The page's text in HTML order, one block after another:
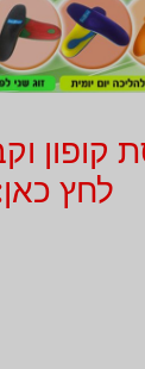
קופון
לחץ